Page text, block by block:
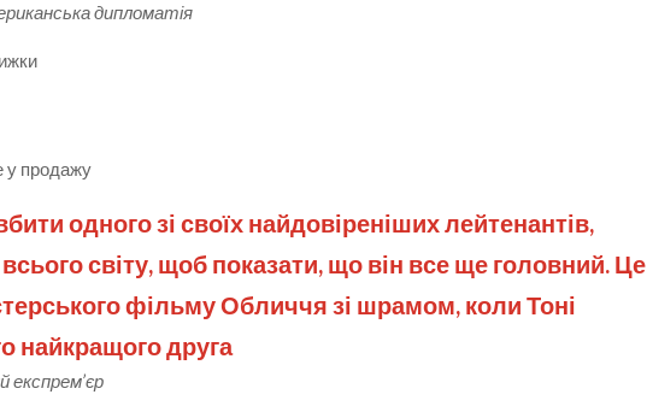
дипломатія
у продажу
одного зі своїх найдовіреніших лейтенантів,
світу, щоб показати, що він все ще головний. Це
фільму Обличчя зі шрамом, коли Тоні
найкращого друга
експрем’єр